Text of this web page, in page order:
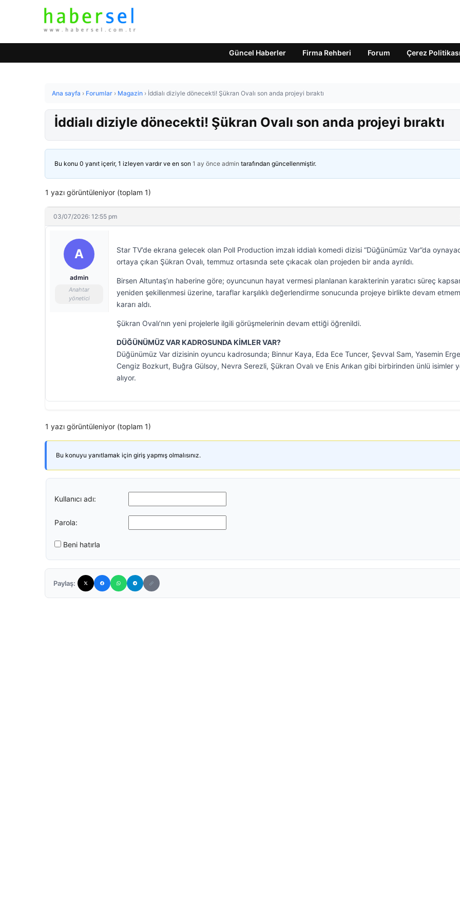
Güncel Haberler Firma Rehberi Forum Çerez Politikası
Ana sayfa › Forumlar › Magazin › İddialı diziyle dönecekti! Şükran Ovalı son anda projeyi bıraktı
İddialı diziyle dönecekti! Şükran Ovalı son anda projeyi bıraktı
Bu konu 0 yanıt içerir, 1 izleyen vardır ve en son 1 ay önce admin tarafından güncellenmiştir.
1 yazı görüntüleniyor (toplam 1)
03/07/2026: 12:55 pm
A
admin
Anahtar
yönetici
Star TV’de ekrana gelecek olan Poll Production imzalı iddialı komedi dizisi “Düğünümüz Var”da
ortaya çıkan Şükran Ovalı, temmuz ortasında sete çıkacak olan projeden bir anda ayrıldı.
Birsen Altuntaş’ın haberine göre; oyuncunun hayat vermesi planlanan karakterinin yaratıcı süreç
yeniden şekillenmesi üzerine, taraflar karşılıklı değerlendirme sonucunda projeye birlikte devam
kararı aldı.
Şükran Ovalı’nın yeni projelerle ilgili görüşmelerinin devam ettiği öğrenildi.
DÜĞÜNÜMÜZ VAR KADROSUNDA KİMLER VAR?
Düğünümüz Var dizisinin oyuncu kadrosunda; Binnur Kaya, Eda Ece Tuncer, Şevval Sam, Yasemin
Cengiz Bozkurt, Buğra Gülsoy, Nevra Serezli, Şükran Ovalı ve Enis Arıkan gibi birbirinden ünlü isimler
alıyor.
1 yazı görüntüleniyor (toplam 1)
Bu konuyu yanıtlamak için giriş yapmış olmalısınız.
Kullanıcı adı:
Parola:
Beni hatırla
Paylaş: